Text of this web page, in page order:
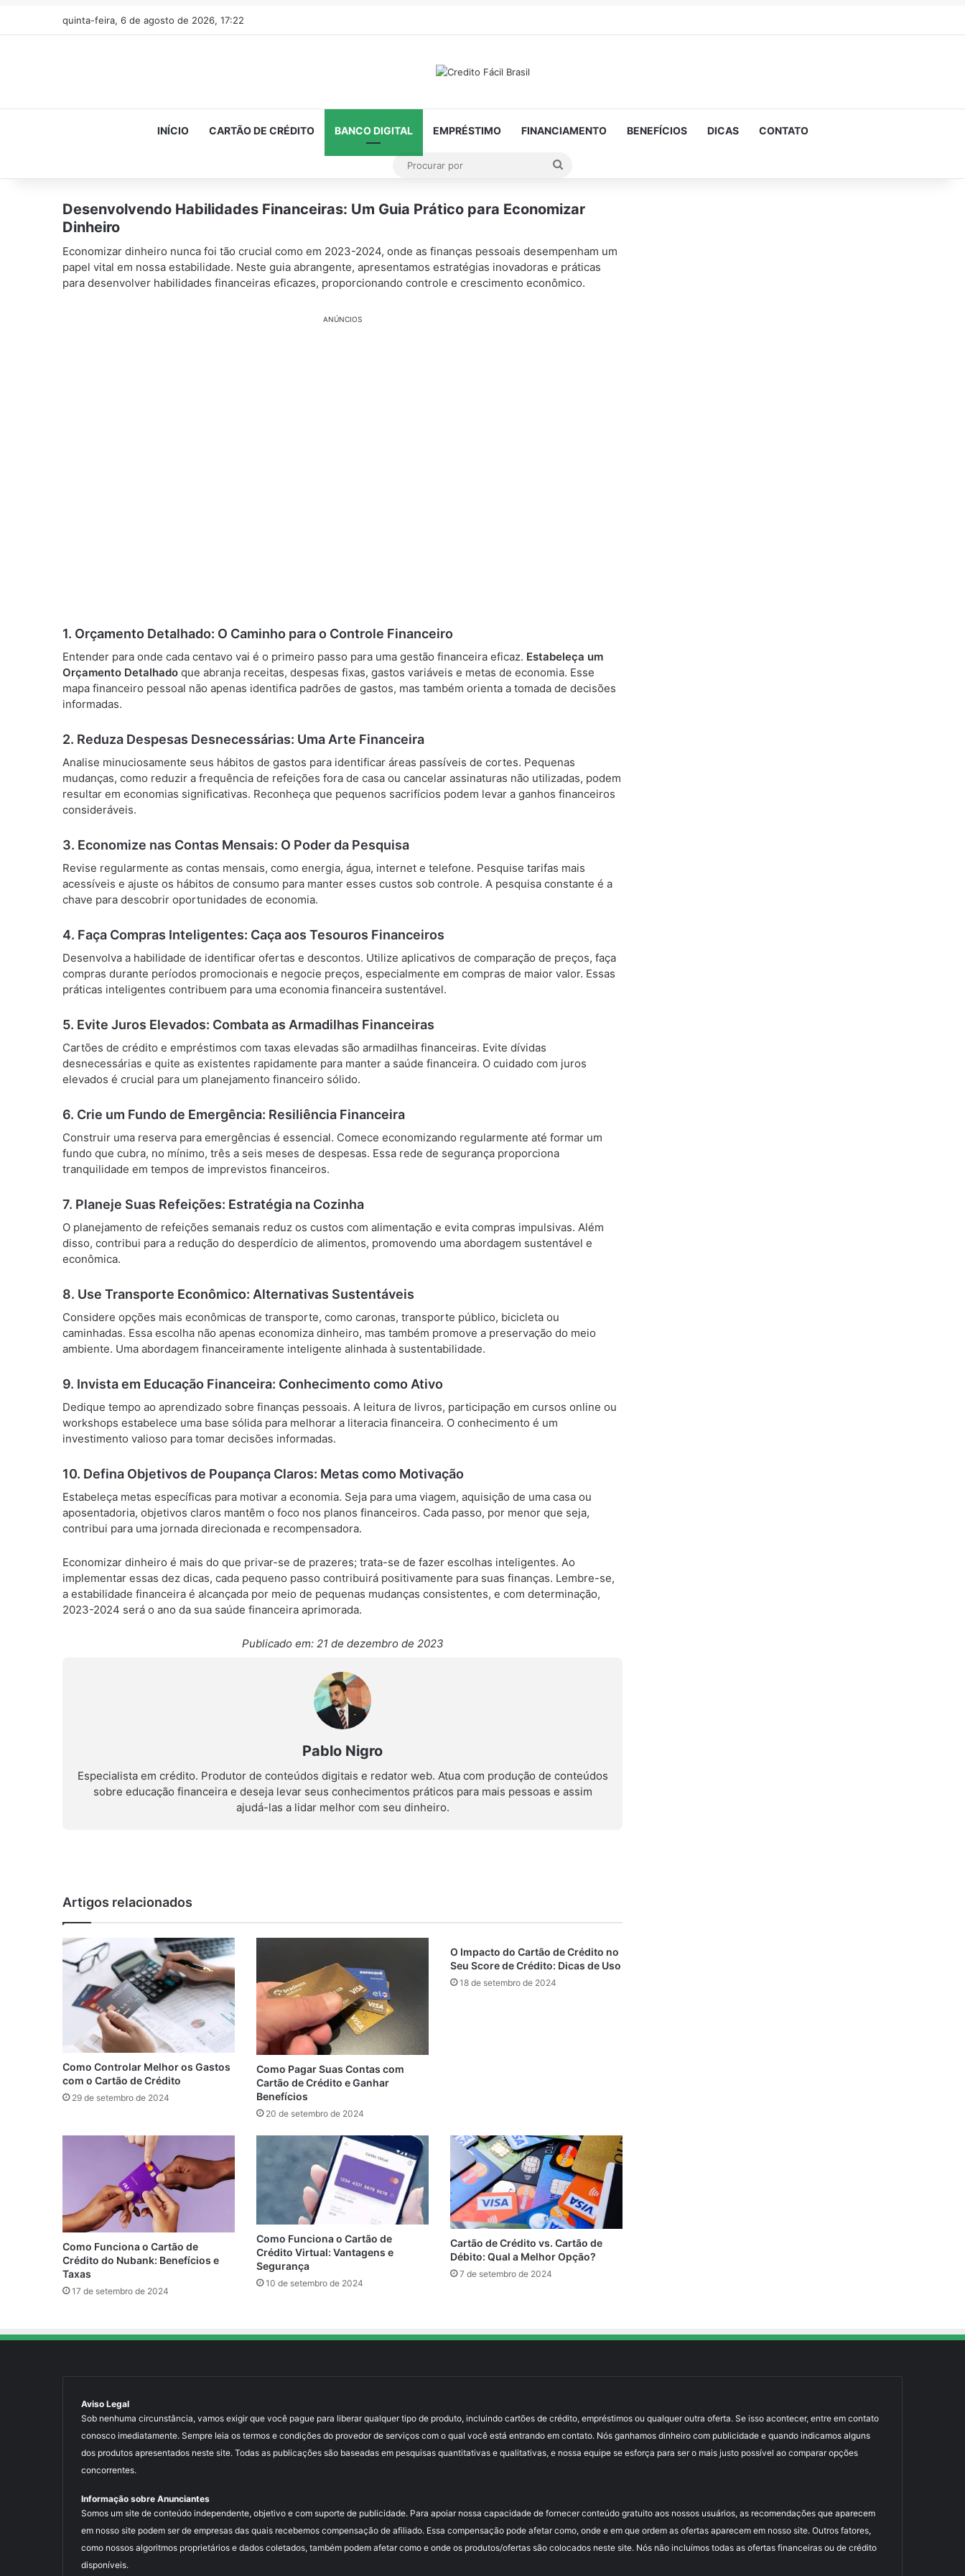
quinta-feira, 6 de agosto de 2026, 17:22
INÍCIO CARTÃO DE CRÉDITO BANCO DIGITAL EMPRÉSTIMO FINANCIAMENTO BENEFÍCIOS DICAS CONTATO
Desenvolvendo Habilidades Financeiras: Um Guia Prático para Economizar
Dinheiro
Economizar dinheiro nunca foi tão crucial como em 2023-2024, onde as finanças pessoais desempenham um
papel vital em nossa estabilidade. Neste guia abrangente, apresentamos estratégias inovadoras e práticas
para desenvolver habilidades financeiras eficazes, proporcionando controle e crescimento econômico.
ANÚNCIOS
1. Orçamento Detalhado: O Caminho para o Controle Financeiro
Entender para onde cada centavo vai é o primeiro passo para uma gestão financeira eficaz. Estabeleça um
Orçamento Detalhado que abranja receitas, despesas fixas, gastos variáveis e metas de economia. Esse
mapa financeiro pessoal não apenas identifica padrões de gastos, mas também orienta a tomada de decisões
informadas.
2. Reduza Despesas Desnecessárias: Uma Arte Financeira
Analise minuciosamente seus hábitos de gastos para identificar áreas passíveis de cortes. Pequenas
mudanças, como reduzir a frequência de refeições fora de casa ou cancelar assinaturas não utilizadas, podem
resultar em economias significativas. Reconheça que pequenos sacrifícios podem levar a ganhos financeiros
consideráveis.
3. Economize nas Contas Mensais: O Poder da Pesquisa
Revise regularmente as contas mensais, como energia, água, internet e telefone. Pesquise tarifas mais
acessíveis e ajuste os hábitos de consumo para manter esses custos sob controle. A pesquisa constante é a
chave para descobrir oportunidades de economia.
4. Faça Compras Inteligentes: Caça aos Tesouros Financeiros
Desenvolva a habilidade de identificar ofertas e descontos. Utilize aplicativos de comparação de preços, faça
compras durante períodos promocionais e negocie preços, especialmente em compras de maior valor. Essas
práticas inteligentes contribuem para uma economia financeira sustentável.
5. Evite Juros Elevados: Combata as Armadilhas Financeiras
Cartões de crédito e empréstimos com taxas elevadas são armadilhas financeiras. Evite dívidas
desnecessárias e quite as existentes rapidamente para manter a saúde financeira. O cuidado com juros
elevados é crucial para um planejamento financeiro sólido.
6. Crie um Fundo de Emergência: Resiliência Financeira
Construir uma reserva para emergências é essencial. Comece economizando regularmente até formar um
fundo que cubra, no mínimo, três a seis meses de despesas. Essa rede de segurança proporciona
tranquilidade em tempos de imprevistos financeiros.
7. Planeje Suas Refeições: Estratégia na Cozinha
O planejamento de refeições semanais reduz os custos com alimentação e evita compras impulsivas. Além
disso, contribui para a redução do desperdício de alimentos, promovendo uma abordagem sustentável e
econômica.
8. Use Transporte Econômico: Alternativas Sustentáveis
Considere opções mais econômicas de transporte, como caronas, transporte público, bicicleta ou
caminhadas. Essa escolha não apenas economiza dinheiro, mas também promove a preservação do meio
ambiente. Uma abordagem financeiramente inteligente alinhada à sustentabilidade.
9. Invista em Educação Financeira: Conhecimento como Ativo
Dedique tempo ao aprendizado sobre finanças pessoais. A leitura de livros, participação em cursos online ou
workshops estabelece uma base sólida para melhorar a literacia financeira. O conhecimento é um
investimento valioso para tomar decisões informadas.
10. Defina Objetivos de Poupança Claros: Metas como Motivação
Estabeleça metas específicas para motivar a economia. Seja para uma viagem, aquisição de uma casa ou
aposentadoria, objetivos claros mantêm o foco nos planos financeiros. Cada passo, por menor que seja,
contribui para uma jornada direcionada e recompensadora.
Economizar dinheiro é mais do que privar-se de prazeres; trata-se de fazer escolhas inteligentes. Ao
implementar essas dez dicas, cada pequeno passo contribuirá positivamente para suas finanças. Lembre-se,
a estabilidade financeira é alcançada por meio de pequenas mudanças consistentes, e com determinação,
2023-2024 será o ano da sua saúde financeira aprimorada.
Publicado em: 21 de dezembro de 2023
Pablo Nigro
Especialista em crédito. Produtor de conteúdos digitais e redator web. Atua com produção de conteúdos
sobre educação financeira e deseja levar seus conhecimentos práticos para mais pessoas e assim
ajudá-las a lidar melhor com seu dinheiro.
Artigos relacionados
Como Controlar Melhor os Gastos
com o Cartão de Crédito
29 de setembro de 2024
Como Pagar Suas Contas com
Cartão de Crédito e Ganhar
Benefícios
20 de setembro de 2024
O Impacto do Cartão de Crédito no
Seu Score de Crédito: Dicas de Uso
18 de setembro de 2024
Como Funciona o Cartão de
Crédito do Nubank: Benefícios e
Taxas
17 de setembro de 2024
Como Funciona o Cartão de
Crédito Virtual: Vantagens e
Segurança
10 de setembro de 2024
Cartão de Crédito vs. Cartão de
Débito: Qual a Melhor Opção?
7 de setembro de 2024
Aviso Legal
Sob nenhuma circunstância, vamos exigir que você pague para liberar qualquer tipo de produto, incluindo cartões de crédito, empréstimos ou qualquer outra oferta. Se isso acontecer, entre em contato
conosco imediatamente. Sempre leia os termos e condições do provedor de serviços com o qual você está entrando em contato. Nós ganhamos dinheiro com publicidade e quando indicamos alguns
dos produtos apresentados neste site. Todas as publicações são baseadas em pesquisas quantitativas e qualitativas, e nossa equipe se esforça para ser o mais justo possível ao comparar opções
concorrentes.
Informação sobre Anunciantes
Somos um site de conteúdo independente, objetivo e com suporte de publicidade. Para apoiar nossa capacidade de fornecer conteúdo gratuito aos nossos usuários, as recomendações que aparecem
em nosso site podem ser de empresas das quais recebemos compensação de afiliado. Essa compensação pode afetar como, onde e em que ordem as ofertas aparecem em nosso site. Outros fatores,
como nossos algoritmos proprietários e dados coletados, também podem afetar como e onde os produtos/ofertas são colocados neste site. Nós não incluímos todas as ofertas financeiras ou de crédito
disponíveis.